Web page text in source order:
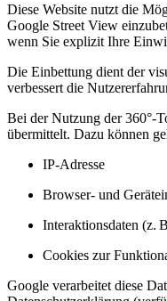
Diese Website nutzt die
Google Street View
wenn Sie explizit Ihre
Die Einbettung dient der
verbessert die
Bei der Nutzung der 360°-
übermittelt. Dazu können
IP-Adresse
Browser- und
Interaktionsdaten (z.
Cookies zur
Google verarbeitet diese